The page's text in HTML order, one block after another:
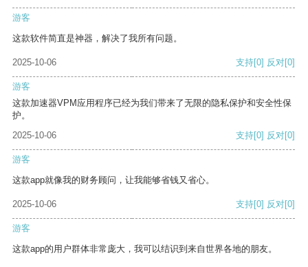
游客
这款软件简直是神器，解决了我所有问题。
2025-10-06 支持[0] 反对[0]
游客
这款加速器VPM应用程序已经为我们带来了无限的隐私保护和安全性保
护。
2025-10-06
支持[0] 反对[0]
游客
这款app就像我的财务顾问，让我能够省钱又省心。
2025-10-06 支持[0] 反对[0]
游客
这款app的用户群体非常庞大，我可以结识到来自世界各地的朋友。